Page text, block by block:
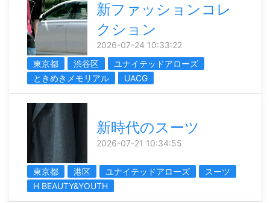
新ファッションコレ
クション
2026-07-24 10:33:22
東京都
渋谷区
ユナイテッドアローズ
ときめきメモリアル
UACG
新時代のスーツ
2026-07-21 10:34:55
東京都 港区 ユナイテッドアローズ
スーツ
H BEAUTY&YOUTH